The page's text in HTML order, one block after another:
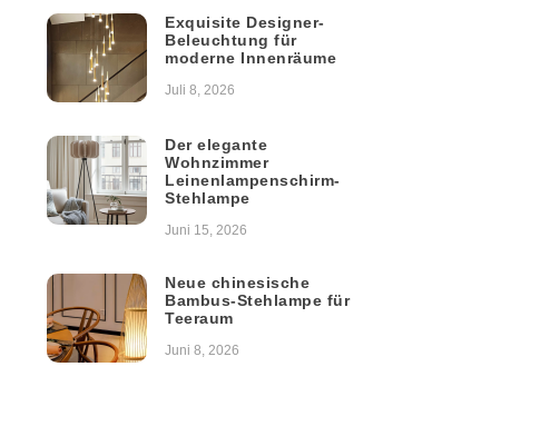
Exquisite Designer-
Beleuchtung für
moderne Innenräume
Juli 8, 2026
Der elegante
Wohnzimmer
Leinenlampenschirm-
Stehlampe
Juni 15, 2026
Neue chinesische
Bambus-Stehlampe für
Teeraum
Juni 8, 2026